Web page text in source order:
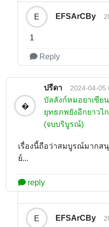
E EFSArCBy
1
Reply
�
ปรีดา 2024-04-05
บัลลังก์หมอยาเซียน
ยุทธภพยังอีกยาวไ
(จบบริบูรณ์)
เรื่องนี้ถือว่าสมบูรณ์มากส
ย์...
reply
E EFSArCBy